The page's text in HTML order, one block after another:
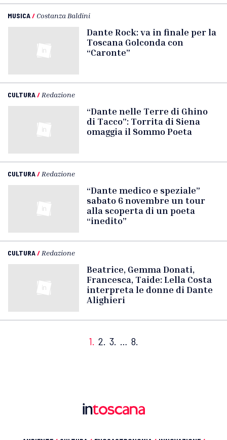
MUSICA/ Costanza Baldini
Dante Rock: va in finale per la
Toscana Golconda con
“Caronte”
CULTURA/ Redazione
“Dante nelle Terre di Ghino
di Tacco”: Torrita di Siena
omaggia il Sommo Poeta
CULTURA/ Redazione
“Dante medico e speziale”
sabato 6 novembre un tour
alla scoperta di un poeta
“inedito”
CULTURA/ Redazione
Beatrice, Gemma Donati,
Francesca, Taide: Lella Costa
interpreta le donne di Dante
Alighieri
1. 2. 3. … 8.